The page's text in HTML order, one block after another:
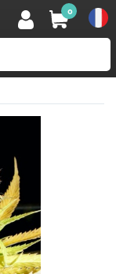
0